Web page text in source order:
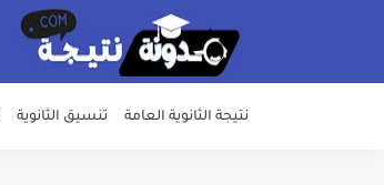
نتيجة الثانوية العامة تنسيق الثانوية